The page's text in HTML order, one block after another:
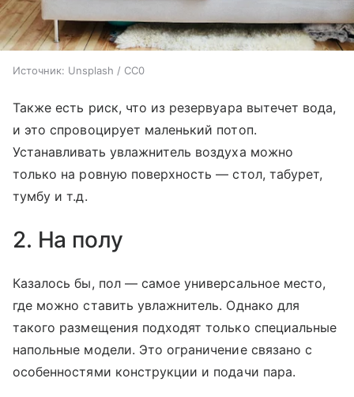
Источник: Unsplash / CC0
Также есть риск, что из резервуара вытечет вода,
и это спровоцирует маленький потоп.
Устанавливать увлажнитель воздуха можно
только на ровную поверхность — стол, табурет,
тумбу и т.д.
2. На полу
Казалось бы, пол — самое универсальное место,
где можно ставить увлажнитель. Однако для
такого размещения подходят только специальные
напольные модели. Это ограничение связано с
особенностями конструкции и подачи пара.